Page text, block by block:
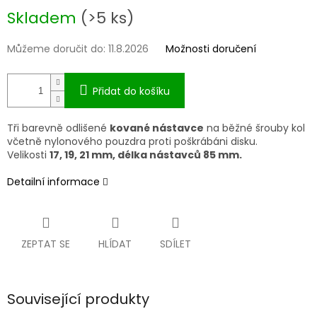
cena:
Skladem (>5 ks)
Můžeme doručit do: 11.8.2026 Možnosti doručení
Přidat do košíku
Tři barevně odlišené kované nástavce na běžné šrouby kol
včetně nylonového pouzdra proti poškrábáni disku.
Velikosti 17, 19, 21 mm, délka nástavců 85 mm.
Detailní informace
ZEPTAT SE HLÍDAT SDÍLET
Související produkty